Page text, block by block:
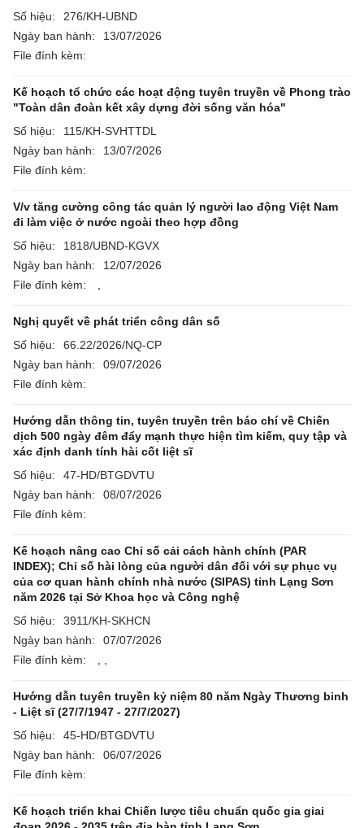
Số hiệu:
276/KH-UBND
Ngày ban hành:
13/07/2026
File đính kèm:
Kế hoạch tổ chức các hoạt động tuyên truyền về Phong trào
"Toàn dân đoàn kết xây dựng đời sống văn hóa"
Số hiệu:
115/KH-SVHTTDL
Ngày ban hành:
13/07/2026
File đính kèm:
V/v tăng cường công tác quản lý người lao động Việt Nam
đi làm việc ở nước ngoài theo hợp đồng
Số hiệu:
1818/UBND-KGVX
Ngày ban hành:
12/07/2026
File đính kèm:
Nghị quyết về phát triển công dân số
Số hiệu:
66.22/2026/NQ-CP
Ngày ban hành:
09/07/2026
File đính kèm:
Hướng dẫn thông tin, tuyên truyền trên báo chí về Chiến
dịch 500 ngày đêm đẩy mạnh thực hiện tìm kiếm, quy tập và
xác định danh tính hài cốt liệt sĩ
Số hiệu:
47-HD/BTGDVTU
Ngày ban hành:
08/07/2026
File đính kèm:
Kế hoạch nâng cao Chỉ số cải cách hành chính (PAR
INDEX); Chỉ số hài lòng của người dân đối với sự phục vụ
của cơ quan hành chính nhà nước (SIPAS) tỉnh Lạng Sơn
năm 2026 tại Sở Khoa học và Công nghệ
Số hiệu:
3911/KH-SKHCN
Ngày ban hành:
07/07/2026
File đính kèm:
Hướng dẫn tuyên truyền kỷ niệm 80 năm Ngày Thương binh
- Liệt sĩ (27/7/1947 - 27/7/2027)
Số hiệu:
45-HD/BTGDVTU
Ngày ban hành:
06/07/2026
File đính kèm:
Kế hoạch triển khai Chiến lược tiêu chuẩn quốc gia giai